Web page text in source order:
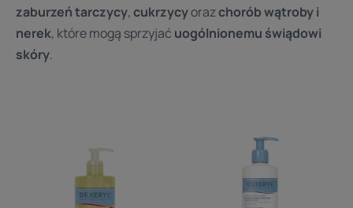
zaburzeń tarczycy,cukrzycyorazchorób wątroby i
nerek, które mogą sprzyjać uogólnionemu świądowi
skóry.
olejek
do
mycia
Dexeryl
Krem
emolient